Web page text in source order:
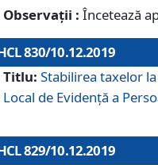
Observații : Încetează
830/10.12.2019
Titlu: Stabilirea taxelor
Local de Evidenţă a
829/10.12.2019